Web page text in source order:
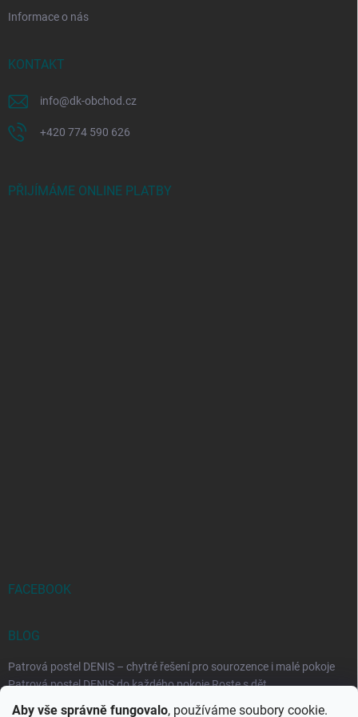
Aby vše správně fungovalo, používáme soubory cookie.
Informace o nás
KONTAKT
info@dk-obchod.cz
+420 774 590 626
PŘIJÍMÁME ONLINE PLATBY
FACEBOOK
BLOG
Patrová postel DENIS – chytré řešení pro sourozence i malé pokoje
Patrová postel DENIS do každého pokoje Roste s dět...